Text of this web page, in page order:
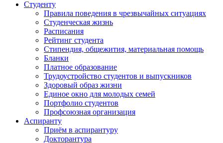
Студенту
Правила поведения в чрезвычайных ситуациях
Студенческая жизнь
Расписания
Рейтинг студента
Стипендия, общежития, материальная помощь
Бланки
Платное образование
Трудоустройство студентов и выпускников
Здоровый образ жизни
Единое окно для молодых семей
Портфолио студентов
Профсоюзная организация
Аспиранту
Приём в аспирантуру
Докторантура